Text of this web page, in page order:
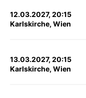
12.03.2027, 20:15
Karlskirche, Wien
13.03.2027, 20:15
Karlskirche, Wien